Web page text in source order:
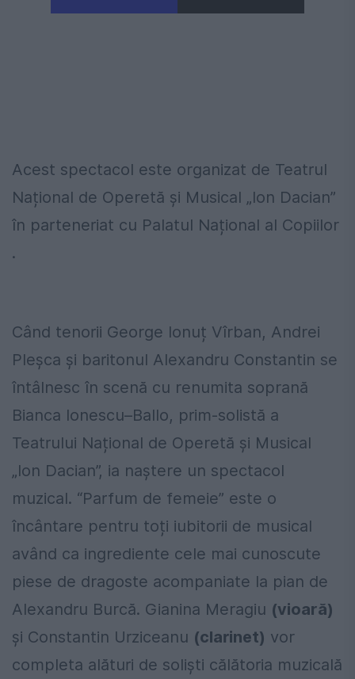
Acest spectacol este organizat de Teatrul
Național de Operetă și Musical „Ion Dacian”
în parteneriat cu Palatul Național al Copiilor
.
Când tenorii George Ionuț Vîrban, Andrei
Pleșca și baritonul Alexandru Constantin se
întâlnesc în scenă cu renumita soprană
Bianca Ionescu–Ballo, prim-solistă a
Teatrului Național de Operetă și Musical
„Ion Dacian”, ia naștere un spectacol
muzical. “Parfum de femeie” este o
încântare pentru toți iubitorii de musical
având ca ingrediente cele mai cunoscute
piese de dragoste acompaniate la pian de
Alexandru Burcă. Gianina Meragiu (vioară)
și Constantin Urziceanu (clarinet) vor
completa alături de soliști călătoria muzicală